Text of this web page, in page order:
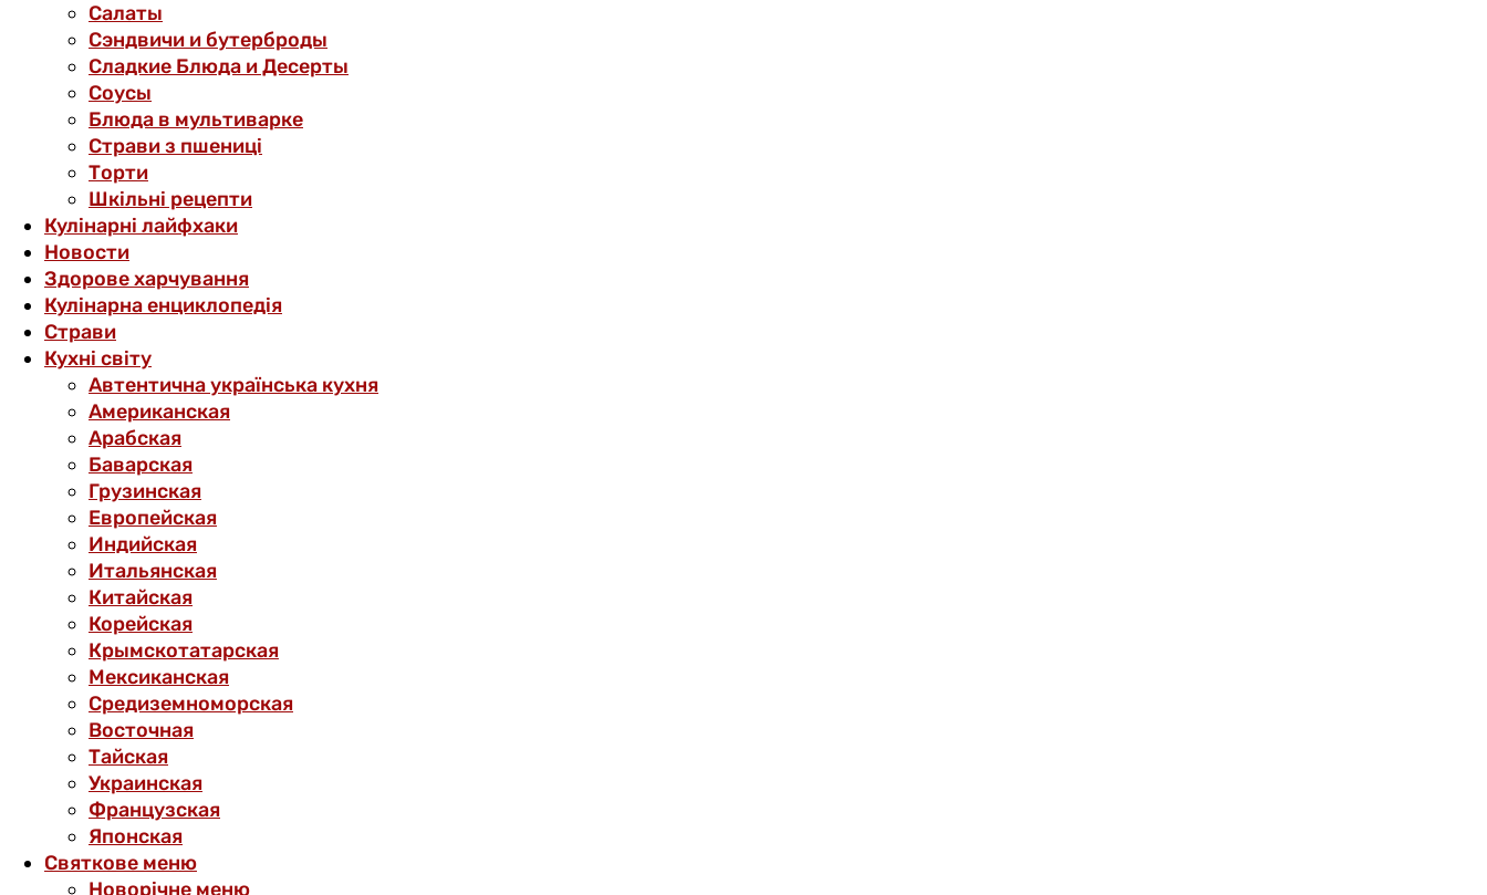
Салаты
Сэндвичи и бутерброды
Сладкие Блюда и Десерты
Соусы
Блюда в мультиварке
Страви з пшениці
Торти
Шкільні рецепти
Кулінарні лайфхаки
Новости
Здорове харчування
Кулінарна енциклопедія
Страви
Кухні світу
Автентична українська кухня
Американская
Арабская
Баварская
Грузинская
Европейская
Индийская
Итальянская
Китайская
Корейская
Крымскотатарская
Мексиканская
Средиземноморская
Восточная
Тайская
Украинская
Французская
Японская
Святкове меню
Новорічне меню